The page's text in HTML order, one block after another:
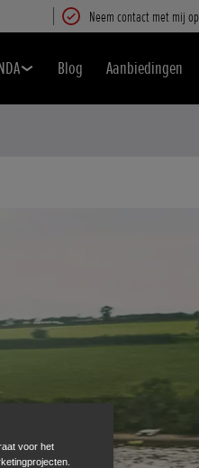
Neem contact met mij op
Blog Aanbiedingen
voor het